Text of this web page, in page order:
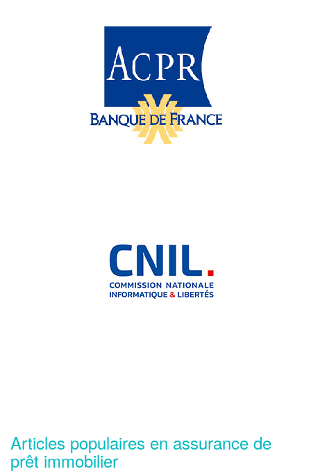
Articles populaires en assurance de
prêt immobilier